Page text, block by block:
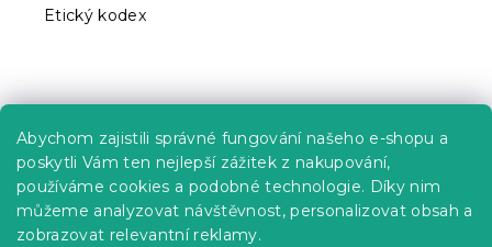
Abychom zajistili správné fungování našeho e-shopu a
poskytli Vám ten nejlepší zážitek z nakupování,
používáme cookies a podobné technologie. Díky nim
můžeme analyzovat návštěvnost, personalizovat obsah a
zobrazovat relevantní reklamy.
Etický kodex
Kariéra
Poptávky a B2B spolupráce
Proč se u nás registrovat?